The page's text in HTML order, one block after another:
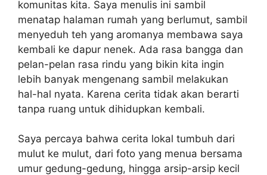
komunitas kita. Saya menulis ini sambil
menatap halaman rumah yang berlumut, sambil
menyeduh teh yang aromanya membawa saya
kembali ke dapur nenek. Ada rasa bangga dan
pelan-pelan rasa rindu yang bikin kita ingin
lebih banyak mengenang sambil melakukan
hal-hal nyata. Karena cerita tidak akan berarti
tanpa ruang untuk dihidupkan kembali.
Saya percaya bahwa cerita lokal tumbuh dari
mulut ke mulut, dari foto yang menua bersama
umur gedung-gedung, hingga arsip-arsip kecil